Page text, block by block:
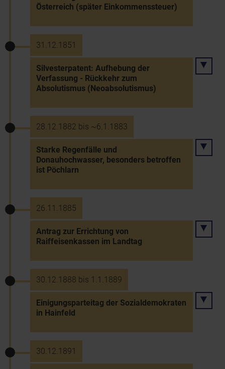
Österreich (später Einkommenssteuer)
31.12.1851
Silvesterpatent: Aufhebung der
Verfassung - Rückkehr zum
Absolutismus (Neoabsolutismus)
28.12.1882 bis ~6.1.1883
Starke Regenfälle und
Donauhochwasser, besonders betroffen
ist Pöchlarn
26.11.1885
Antrag zur Errichtung von
Raiffeisenkassen im Landtag
30.12.1888 bis 1.1.1889
Einigungsparteitag der Sozialdemokraten
in Hainfeld
30.12.1891